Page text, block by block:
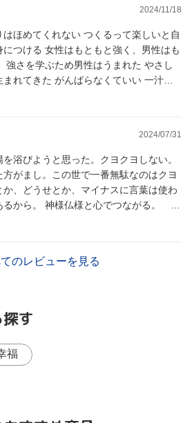
2024/11/18
ほめてくれない つくるって楽しいと自
強く、男性はも
強さを学ぶため男性はうまれた やさし
なくていい 一汁一
2024/07/31
浴びようと思った。クヨクヨしない。
がまし。この世で一番無駄なのはクヨ
、どうせとか、マイナスに言葉は使わ
るから。 神様仏様と心でつながる。
のレビューを見る
す
福